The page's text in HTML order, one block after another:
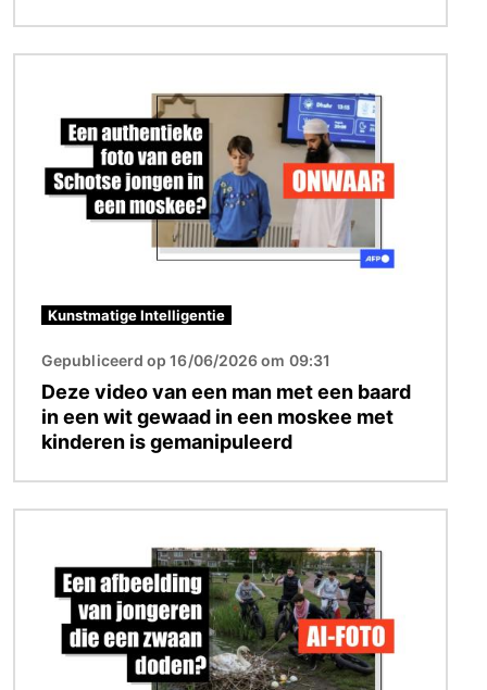
Kunstmatige Intelligentie
Gepubliceerd op 16/06/2026 om 09:31
Deze video van een man met een baard
in een wit gewaad in een moskee met
kinderen is gemanipuleerd